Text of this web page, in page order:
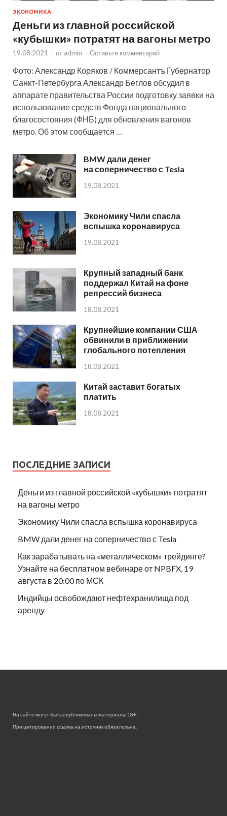
ЭКОНОМИКА
Деньги из главной российской
«кубышки» потратят на вагоны метро
19.08.2021 - от admin - Оставьте комментарий
Фото: Александр Коряков / Коммерсантъ Губернатор
Санкт-Петербурга Александр Беглов обсудил в
аппарате правительства России подготовку заявки на
использование средств Фонда национального
благосостояния (ФНБ) для обновления вагонов
метро. Об этом сообщается …
BMW дали денег
на соперничество с Tesla
19.08.2021
Экономику Чили спасла
вспышка коронавируса
19.08.2021
Крупный западный банк
поддержал Китай на фоне
репрессий бизнеса
18.08.2021
Крупнейшие компании США
обвинили в приближении
глобального потепления
18.08.2021
Китай заставит богатых
платить
18.08.2021
ПОСЛЕДНИЕ ЗАПИСИ
Деньги из главной российской «кубышки» потратят
на вагоны метро
Экономику Чили спасла вспышка коронавируса
BMW дали денег на соперничество с Tesla
Как зарабатывать на «металлическом» трейдинге?
Узнайте на бесплатном вебинаре от NPBFX, 19
августа в 20:00 по МСК
Индийцы освобождают нефтехранилища под
аренду
На сайте могут быть опубликованы материалы 18+!
При цитировании ссылка на источник обязательна.